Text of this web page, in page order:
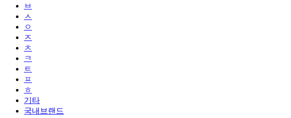
ㅂ
ㅅ
ㅇ
ㅈ
ㅊ
ㅋ
ㅌ
ㅍ
ㅎ
기타
국내브랜드